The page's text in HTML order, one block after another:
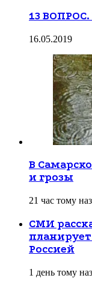
13
16.05.2019
В
и грозы
21 час тому
СМИ
Россией
1 день тому